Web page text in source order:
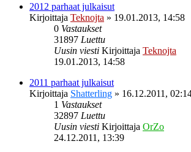
2012 parhaat julkaisut
Kirjoittaja Teknojta » 19.01.2013, 14:58
0 Vastaukset
31897 Luettu
Uusin viesti Kirjoittaja Teknojta
19.01.2013, 14:58
2011 parhaat julkaisut
Kirjoittaja Shatterling » 16.12.2011,
1 Vastaukset
32897 Luettu
Uusin viesti Kirjoittaja OrZo
24.12.2011, 13:39